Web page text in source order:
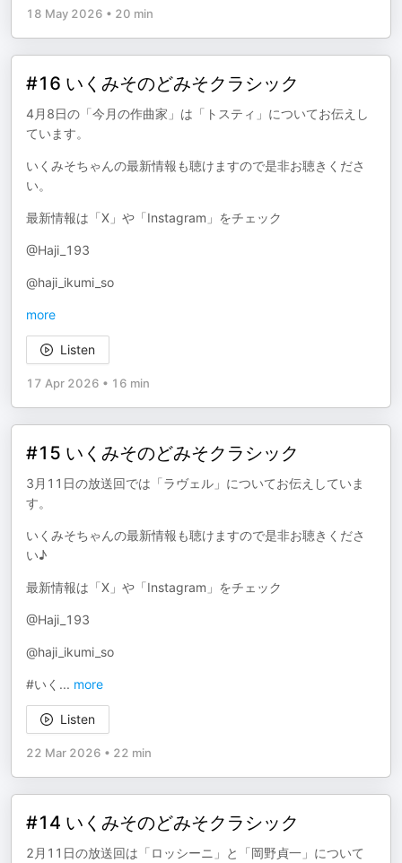
18 May 2026 • 20 min
#16 いくみそのどみそクラシック
4月8日の「今月の作曲家」は「トスティ」についてお伝えし
ています。
いくみそちゃんの最新情報も聴けますので是非お聴きくださ
い。
最新情報は「X」や「Instagram」をチェック
@Haji_193
@haji_ikumi_so
more
Listen
17 Apr 2026 • 16 min
#15 いくみそのどみそクラシック
3月11日の放送回では「ラヴェル」についてお伝えしていま
す。
いくみそちゃんの最新情報も聴けますので是非お聴きくださ
い♪
最新情報は「X」や「Instagram」をチェック
@Haji_193
@haji_ikumi_so
#いく ... more
Listen
22 Mar 2026 • 22 min
#14 いくみそのどみそクラシック
2月11日の放送回は「ロッシーニ」と「岡野貞一」について